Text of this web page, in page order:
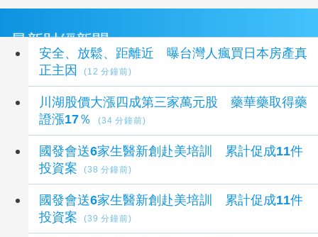
最新財經新聞
安全、放鬆、距離近 曝台灣人瘋買日本房產真
正主因
(12 分鐘前)
川湖股價大漲四成第三家萬元股 藥華藥取得藥
證漲17％
(34 分鐘前)
國發會送6家生醫新創赴美培訓 累計促成11件
投資案
(38 分鐘前)
國發會送6家生醫新創赴美培訓 累計促成11件
投資案
(39 分鐘前)